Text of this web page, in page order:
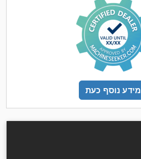
מידע נוסף כעת